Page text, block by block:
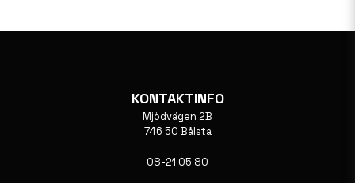
KONTAKTINFO
Mjödvägen 2B
746 50 Bålsta
08-21 05 80